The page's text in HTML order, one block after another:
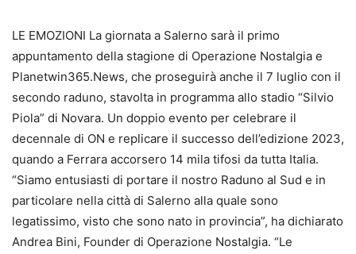
LE EMOZIONI La giornata a Salerno sarà il primo
appuntamento della stagione di Operazione Nostalgia e
Planetwin365.News, che proseguirà anche il 7 luglio con il
secondo raduno, stavolta in programma allo stadio “Silvio
Piola” di Novara. Un doppio evento per celebrare il
decennale di ON e replicare il successo dell’edizione 2023,
quando a Ferrara accorsero 14 mila tifosi da tutta Italia.
“Siamo entusiasti di portare il nostro Raduno al Sud e in
particolare nella città di Salerno alla quale sono
legatissimo, visto che sono nato in provincia”, ha dichiarato
Andrea Bini, Founder di Operazione Nostalgia. “Le